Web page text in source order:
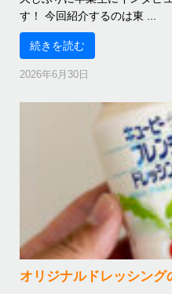
す！ 今回紹介するのは東 ...
続きを読む
2026年6月30日
オリジナルドレッシング